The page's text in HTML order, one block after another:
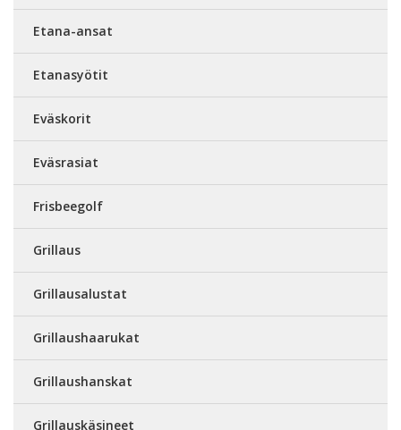
Etana-ansat
Etanasyötit
Eväskorit
Eväsrasiat
Frisbeegolf
Grillaus
Grillausalustat
Grillaushaarukat
Grillaushanskat
Grillauskäsineet